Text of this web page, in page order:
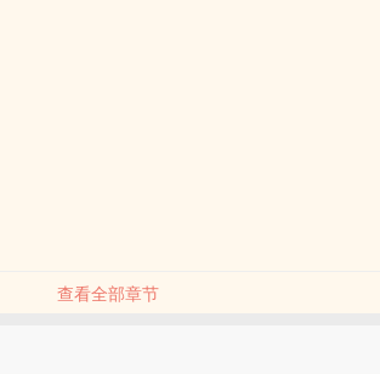
新工作，一切尘埃落定，日子将变得无聊且安
染的混沌邪神·林小月分月......发现自己的逼不
过隐隐的感应本体，知道自己大概是把逼污染到
心平气和，实则人走了有一会儿的林小月，除
人都觉得他们可能变双性了，同时还伴有强烈
人裤子扒开，看看长没长逼...... ? ?
查看全部章节